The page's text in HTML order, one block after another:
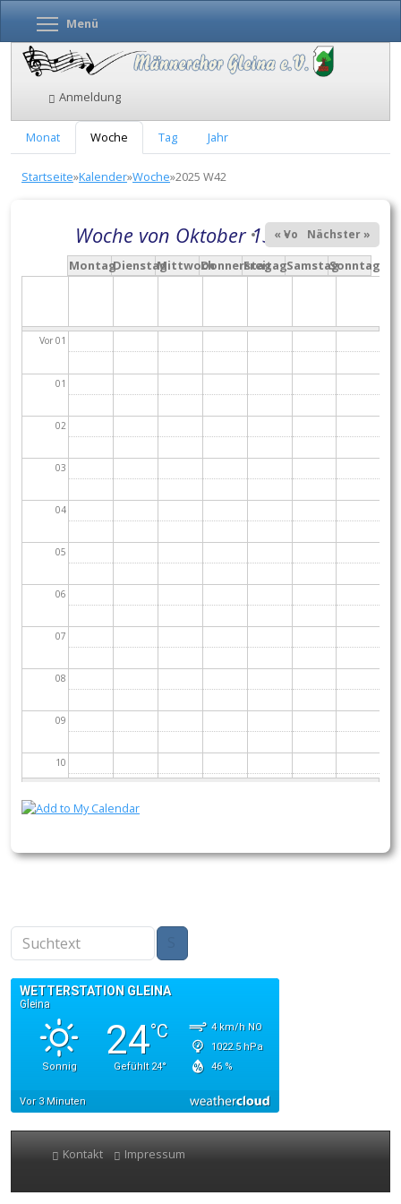
Direkt
Menü
Anmeldung
Reiter
Monat Woche (aktiver
Reiter)
Tag Jahr
You
Startseite»Kalender»Woche»2025 W42
Woche von Oktober 13, 2025
« Vorheriger
Nächster »
MontagDienstagMittwochDonnerstag
FreitagSamstagSonntag
Vor 01
01
02
03
04
05
06
07
08
09
10
11
14
17
18
Suchen
Kontakt Impressum